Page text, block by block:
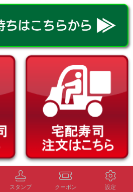
スタンプ クーポン 設定